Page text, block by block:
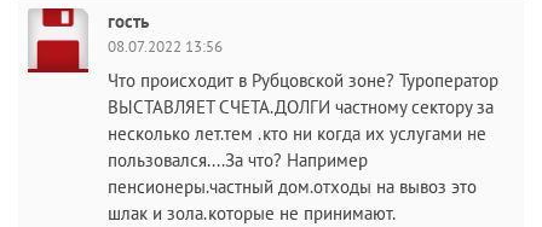
гость
08.07.2022 13:56
Что происходит в Рубцовской зоне? Туроператор
ВЫСТАВЛЯЕТ СЧЕТА.ДОЛГИ частному сектору за
несколько лет.тем .кто ни когда их услугами не
пользовался....За что? Например
пенсионеры.частный дом.отходы на вывоз это
шлак и зола.которые не принимают.